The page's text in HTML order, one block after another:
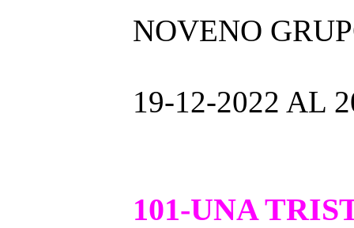
NOVENO
19-12-2022 AL
101-UNA